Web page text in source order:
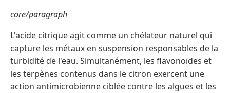
core/paragraph
L'acide citrique agit comme un chélateur naturel qui
capture les métaux en suspension responsables de la
turbidité de l'eau. Simultanément, les flavonoïdes et
les terpènes contenus dans le citron exercent une
action antimicrobienne ciblée contre les algues et les